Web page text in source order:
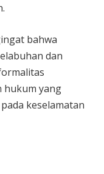
bahwa
dan
hukum yang
keselamatan